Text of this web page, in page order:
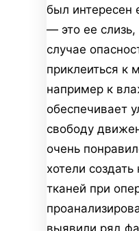
был интересен
— это ее
случае
приклеиться к
например к
обеспечивает
свободу
очень
хотели
тканей при